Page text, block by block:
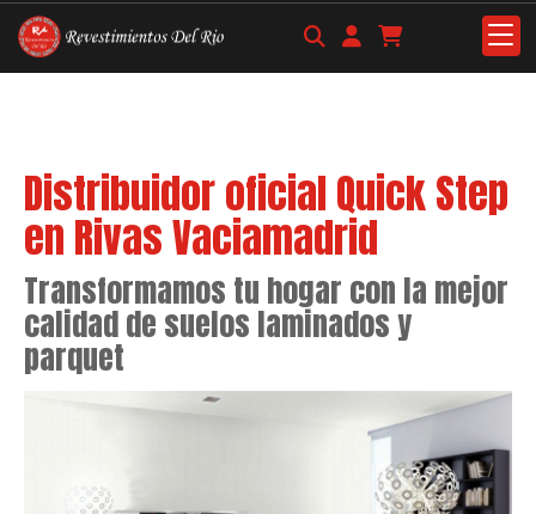
Distribuidor oficial Quick Step
en Rivas Vaciamadrid
Transformamos tu hogar con la mejor
calidad de suelos laminados y
parquet